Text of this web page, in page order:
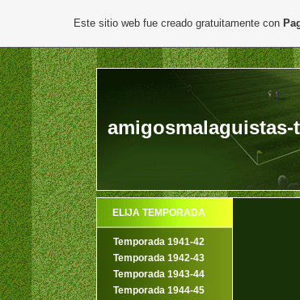
amigosmalaguistas-
ELIJA TEMPORADA
Temporada 1941-42
Temporada 1942-43
Temporada 1943-44
Temporada 1944-45
Este sitio web fue creado gratuitamente con